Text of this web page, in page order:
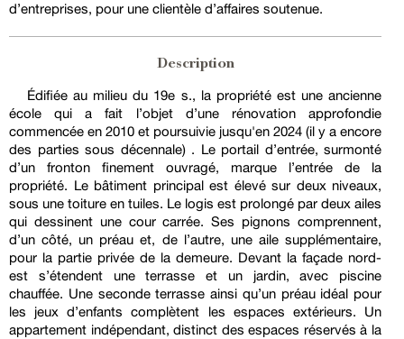
d’entreprises, pour une clientèle d’affaires soutenue.
Description
Édifiée au milieu du 19e s., la propriété est une ancienne
école qui a fait l’objet d’une rénovation approfondie
commencée en 2010 et poursuivie jusqu'en 2024 (il y a encore
des parties sous décennale) . Le portail d’entrée, surmonté
d’un fronton finement ouvragé, marque l’entrée de la
propriété. Le bâtiment principal est élevé sur deux niveaux,
sous une toiture en tuiles. Le logis est prolongé par deux ailes
qui dessinent une cour carrée. Ses pignons comprennent,
d’un côté, un préau et, de l’autre, une aile supplémentaire,
pour la partie privée de la demeure. Devant la façade nord-
est s’étendent une terrasse et un jardin, avec piscine
chauffée. Une seconde terrasse ainsi qu’un préau idéal pour
les jeux d’enfants complètent les espaces extérieurs. Un
appartement indépendant, distinct des espaces réservés à la